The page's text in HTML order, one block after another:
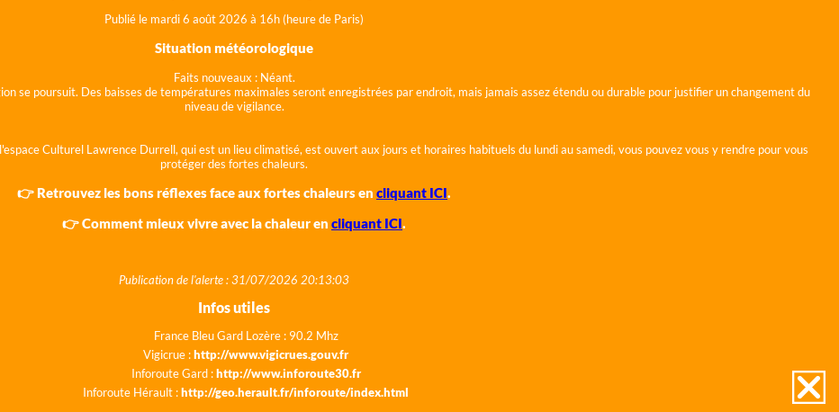
Publié le mardi 6 août 2026 à 16h (heure de Paris)
Situation météorologique
Faits nouveaux : Néant.
se poursuit. Des baisses de températures maximales seront enregistrées par endroit, mais jamais assez étendu ou durable pour justifier un changement du
niveau de vigilance.
Culturel Lawrence Durrell, qui est un lieu climatisé, est ouvert aux jours et horaires habituels du lundi au samedi, vous pouvez vous y rendre pour vous
protéger des fortes chaleurs.
👉 Retrouvez les bons réflexes face aux fortes chaleurs en cliquant ICI.
👉 Comment mieux vivre avec la chaleur en cliquant ICI.
Publication de l'alerte : 31/07/2026 20:13:03
Infos utiles
France Bleu Gard Lozère : 90.2 Mhz
Vigicrue :http://www.vigicrues.gouv.fr
Inforoute Gard :http://www.inforoute30.fr
Inforoute Hérault :http://geo.herault.fr/inforoute/index.html